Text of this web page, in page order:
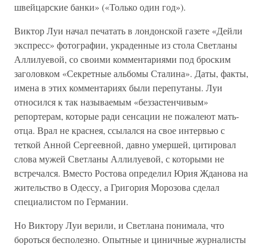
швейцарские банки» («Только один год»).
Виктор Луи начал печатать в лондонской газете «Дейли
экспресс» фотографии, украденные из стола Светланы
Аллилуевой, со своими комментариями под броским
заголовком «Секретные альбомы Сталина». Даты, факты,
имена в этих комментариях были перепутаны. Луи
относился к так называемым «беззастенчивым»
репортерам, которые ради сенсации не пожалеют мать-
отца. Врал не краснея, ссылался на свое интервью с
теткой Анной Сергеевной, давно умершей, цитировал
слова мужей Светланы Аллилуевой, с которыми не
встречался. Вместо Ростова определил Юрия Жданова на
жительство в Одессу, а Григория Морозова сделал
специалистом по Германии.
Но Виктору Луи верили, и Светлана понимала, что
бороться бесполезно. Опытные и циничные журналисты